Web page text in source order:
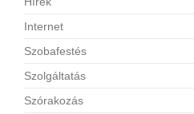
Internet
Szobafestés
Szolgáltatás
Szórakozás